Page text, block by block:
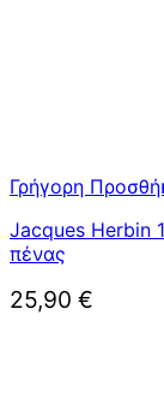
Γρήγορη
Jacques Herbin
πένας
25,90 €